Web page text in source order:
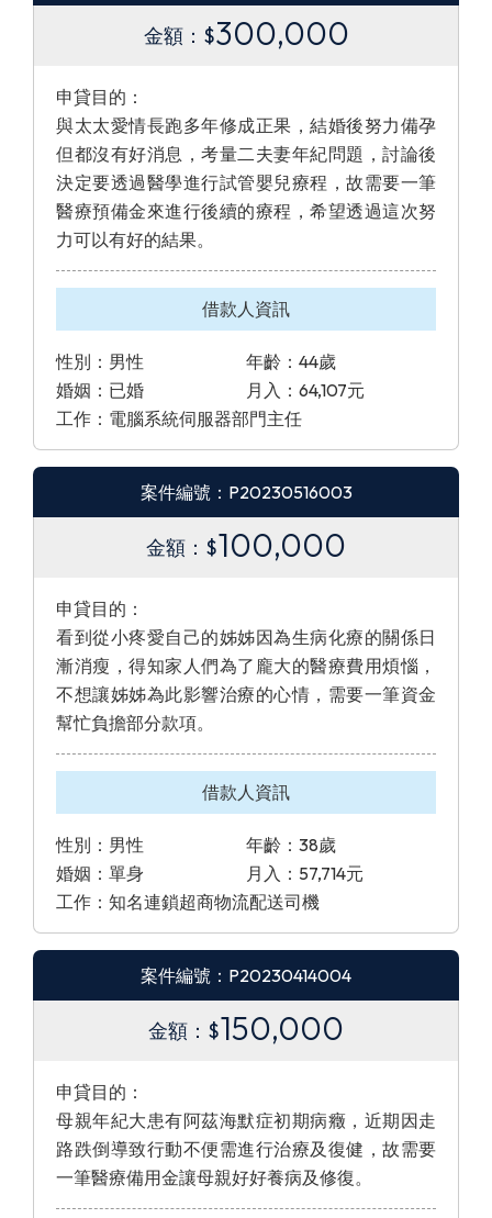
金額：$300,000
申貸目的：
與太太愛情長跑多年修成正果，結婚後努力備孕
但都沒有好消息，考量二夫妻年紀問題，討論後
決定要透過醫學進行試管嬰兒療程，故需要一筆
醫療預備金來進行後續的療程，希望透過這次努
力可以有好的結果。
借款人資訊
性別：男性
年齡：44歲
婚姻：已婚
月入：64,107元
工作：電腦系統伺服器部門主任
案件編號：P20230516003
金額：$100,000
申貸目的：
看到從小疼愛自己的姊姊因為生病化療的關係日
漸消瘦，得知家人們為了龐大的醫療費用煩惱，
不想讓姊姊為此影響治療的心情，需要一筆資金
幫忙負擔部分款項。
借款人資訊
性別：男性
年齡：38歲
婚姻：單身
月入：57,714元
工作：知名連鎖超商物流配送司機
案件編號：P20230414004
金額：$150,000
申貸目的：
母親年紀大患有阿茲海默症初期病癥，近期因走
路跌倒導致行動不便需進行治療及復健，故需要
一筆醫療備用金讓母親好好養病及修復。